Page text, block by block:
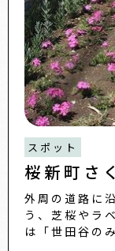
スポット
桜新町さ
外周の道路に
う、芝桜やラ
は「世田谷の